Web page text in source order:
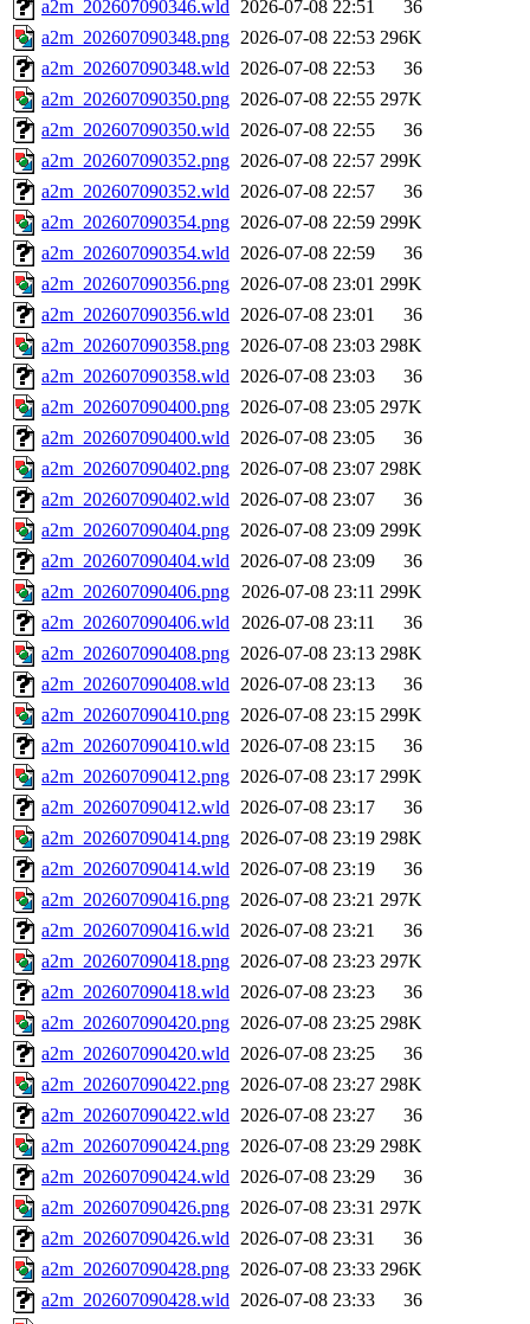
a2m_202607090346.wld 2026-07-08 22:51
36
a2m_202607090348.png 2026-07-08 22:53 296K
a2m_202607090348.wld 2026-07-08 22:53
36
a2m_202607090350.png 2026-07-08 22:55 297K
a2m_202607090350.wld 2026-07-08 22:55
36
a2m_202607090352.png 2026-07-08 22:57 299K
a2m_202607090352.wld 2026-07-08 22:57
36
a2m_202607090354.png 2026-07-08 22:59 299K
a2m_202607090354.wld 2026-07-08 22:59
36
a2m_202607090356.png 2026-07-08 23:01 299K
a2m_202607090356.wld 2026-07-08 23:01
36
a2m_202607090358.png 2026-07-08 23:03 298K
a2m_202607090358.wld 2026-07-08 23:03
36
a2m_202607090400.png 2026-07-08 23:05 297K
a2m_202607090400.wld 2026-07-08 23:05
36
a2m_202607090402.png 2026-07-08 23:07 298K
a2m_202607090402.wld 2026-07-08 23:07
36
a2m_202607090404.png 2026-07-08 23:09 299K
a2m_202607090404.wld 2026-07-08 23:09
36
a2m_202607090406.png 2026-07-08 23:11 299K
a2m_202607090406.wld 2026-07-08 23:11
36
a2m_202607090408.png 2026-07-08 23:13 298K
a2m_202607090408.wld 2026-07-08 23:13
36
a2m_202607090410.png 2026-07-08 23:15 299K
a2m_202607090410.wld 2026-07-08 23:15
36
a2m_202607090412.png 2026-07-08 23:17 299K
a2m_202607090412.wld 2026-07-08 23:17
36
a2m_202607090414.png 2026-07-08 23:19 298K
a2m_202607090414.wld 2026-07-08 23:19
36
a2m_202607090416.png 2026-07-08 23:21 297K
a2m_202607090416.wld 2026-07-08 23:21
36
a2m_202607090418.png 2026-07-08 23:23 297K
a2m_202607090418.wld 2026-07-08 23:23
36
a2m_202607090420.png 2026-07-08 23:25 298K
a2m_202607090420.wld 2026-07-08 23:25
36
a2m_202607090422.png 2026-07-08 23:27 298K
a2m_202607090422.wld 2026-07-08 23:27
36
a2m_202607090424.png 2026-07-08 23:29 298K
a2m_202607090424.wld 2026-07-08 23:29
36
a2m_202607090426.png 2026-07-08 23:31 297K
a2m_202607090426.wld 2026-07-08 23:31
36
a2m_202607090428.png 2026-07-08 23:33 296K
a2m_202607090428.wld 2026-07-08 23:33
36